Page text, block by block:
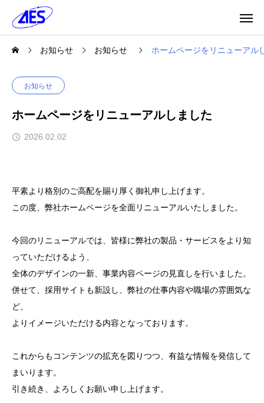
お知らせ お知らせ ホームページをリニューアル
お知らせ
ホームページをリニューアルしました
2026.02.02
平素より格別のご高配を賜り厚く御礼申し上げます。
この度、弊社ホームページを全面リニューアルいたしました。
今回のリニューアルでは、皆様に弊社の製品・サービスをより知
っていただけるよう、
全体のデザインの一新、事業内容ページの見直しを行いました。
併せて、採用サイトも新設し、弊社の仕事内容や職場の雰囲気な
ど、
よりイメージいただける内容となっております。
これからもコンテンツの拡充を図りつつ、有益な情報を発信して
まいります。
引き続き、よろしくお願い申し上げます。